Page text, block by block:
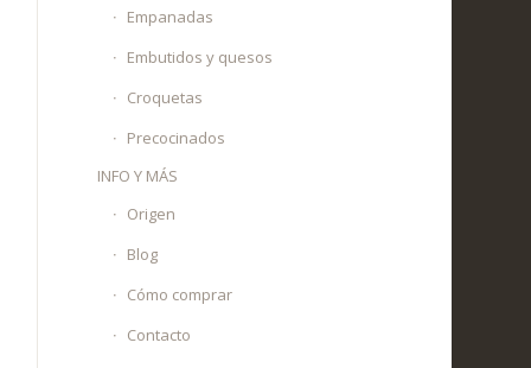
Empanadas
Embutidos y quesos
Croquetas
Precocinados
INFO Y MÁS
Origen
Blog
Cómo comprar
Contacto